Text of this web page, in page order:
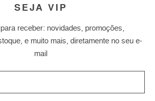
SEJA VIP
receber: novidades, promoções,
e muito mais, diretamente no seu e-
mail